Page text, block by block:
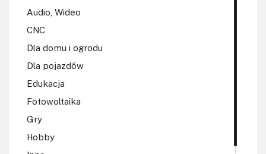
Audio, Wideo
CNC
Dla domu i ogrodu
Dla pojazdów
Edukacja
Fotowoltaika
Gry
Hobby